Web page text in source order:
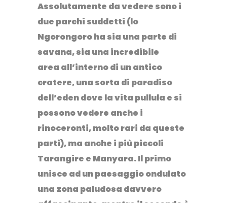
Assolutamente da vedere sono i
due parchi suddetti (lo
Ngorongoroha sia una parte di
savana, sia una incredibile
area all’interno di un antico
cratere, una sorta di paradiso
dell’eden dove la vita pullula e si
possono vedere anche i
rinoceronti, molto rari da queste
parti), ma anche i più piccoli
Tarangire e Manyara. Il primo
unisce ad un paesaggio ondulato
una zona paludosa davvero